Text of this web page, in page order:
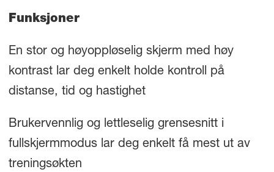
Funksjoner
En stor og høyoppløselig skjerm med høy
kontrast lar deg enkelt holde kontroll på
distanse, tid og hastighet
Brukervennlig og lettleselig grensesnitt i
fullskjermmodus lar deg enkelt få mest ut av
treningsøkten